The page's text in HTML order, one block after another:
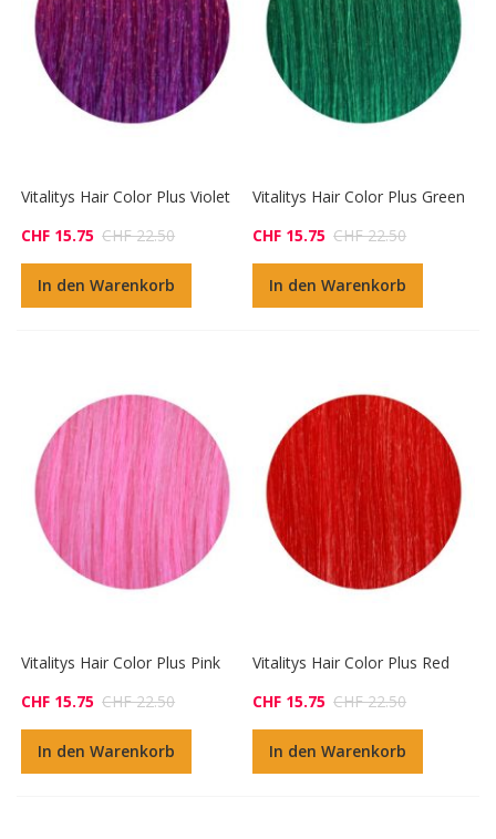
Vitalitys Hair Color Plus Violet
CHF 15.75 CHF 22.50
In den Warenkorb
Vitalitys Hair Color Plus Green
CHF 15.75 CHF 22.50
In den Warenkorb
Vitalitys Hair Color Plus Pink
CHF 15.75 CHF 22.50
In den Warenkorb
Vitalitys Hair Color Plus Red
CHF 15.75 CHF 22.50
In den Warenkorb